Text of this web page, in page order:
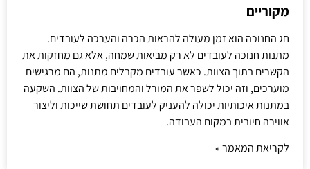
מקוריים
חג החנוכה הוא זמן מעולה להראות הכרה והערכה לעובדים.
מתנות חנוכה לעובדים לא רק מביאות שמחה, אלא גם מחזקות את
הקשרים בתוך הצוות. כאשר עובדים מקבלים מתנות, הם מרגישים
מוערכים, וזה יכול לשפר את המורל והמחויבות של הצוות. השקעה
במתנות איכותיות יכולה להעניק לעובדים תחושת שייכות וליצור
אווירה חיובית במקום העבודה.
לקריאת המאמר »